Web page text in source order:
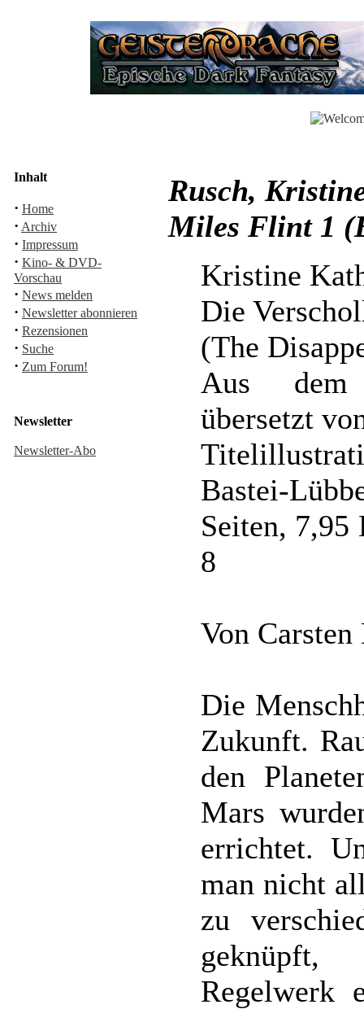
Inhalt
· Home
· Archiv
· Impressum
· Kino- & DVD-
Vorschau
· News melden
· Newsletter abonnieren
· Rezensionen
· Suche
· Zum Forum!
Newsletter
Newsletter-Abo
Rusch,
Miles Flint 1
Kristine
Die
(The
Aus dem
übersetzt
Bastei-
Seiten,
8
Von
Die
Zukunft.
den
Mars
errichtet.
man nicht
zu
Regelwerk